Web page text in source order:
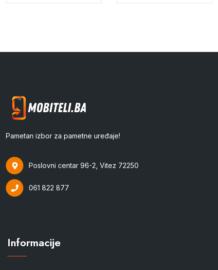
Pametan izbor za pametne uređaje!
Poslovni centar 96-2, Vitez 72250
061 822 877
Informacije